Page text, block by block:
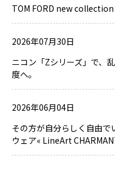
TOM FORD new collection
2026年07月30日
ニコン「Zシリーズ」で、
度へ。
2026年06月04日
その方が自分らしく自由で
ウェア« LineArt